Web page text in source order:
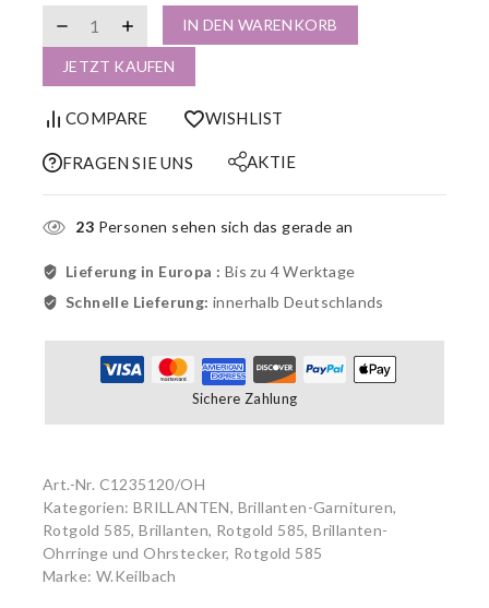
IN DEN WARENKORB
JETZT KAUFEN
COMPARE WISHLIST
FRAGEN SIE UNS AKTIE
23 Personen sehen sich das gerade an
Lieferung in Europa : Bis zu 4 Werktage
Schnelle Lieferung: innerhalb Deutschlands
Sichere Zahlung
Art.-Nr. C1235120/OH
Kategorien: BRILLANTEN, Brillanten-Garnituren,
Rotgold 585,Brillanten, Rotgold 585,Brillanten-
Ohrringe und Ohrstecker, Rotgold 585
Marke: W.Keilbach